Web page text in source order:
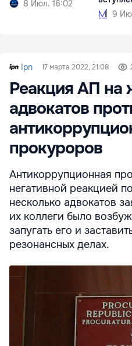
8 Июл. 16:02
9
Ipn 17 марта 2022, 21:08
Реакция АП на
адвокатов
прокуроров
Антикоррупционная
негативной реакцией
несколько адвокатов
их коллеги было
запугать его и
резонансных делах.